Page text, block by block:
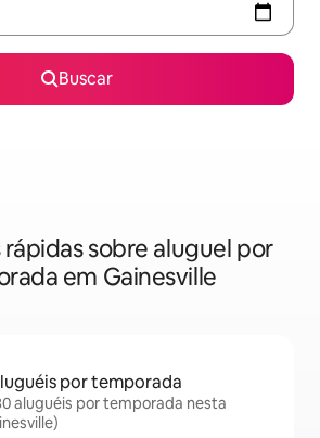
Buscar
sobre aluguel por
em Gainesville
por temporada
aluguéis por temporada nesta